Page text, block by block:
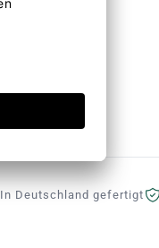
In Deutschland gefertigt